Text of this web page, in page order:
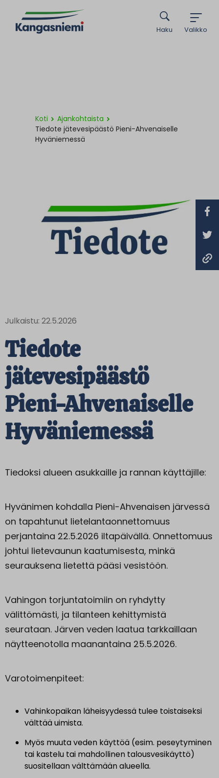
Valikko
Haku
Koti
Ajankohtaista
Tiedote jätevesipäästö Pieni-Ahvenaiselle
Hyväniemessä
Julkaistu: 22.5.2026
Tiedote
jätevesipäästö
Pieni-Ahvenaiselle
Hyväniemessä
Tiedoksi alueen asukkaille ja rannan käyttäjille:
Hyvänimen kohdalla Pieni-Ahvenaisen järvessä
on tapahtunut lietelantaonnettomuus
perjantaina 22.5.2026 iltapäivällä. Onnettomuus
johtui lietevaunun kaatumisesta, minkä
seurauksena lietettä pääsi vesistöön.
Vahingon torjuntatoimiin on ryhdytty
välittömästi, ja tilanteen kehittymistä
seurataan. Järven veden laatua tarkkaillaan
näytteenotolla maanantaina 25.5.2026.
Varotoimenpiteet:
Vahinkopaikan läheisyydessä tulee toistaiseksi
välttää uimista.
Myös muuta veden käyttöä (esim. peseytyminen
tai kastelu tai mahdollinen talousvesikäyttö)
suositellaan välttämään alueella.